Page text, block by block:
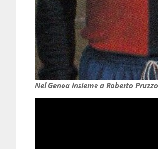
Nel Genoa insieme a Roberto Pruzzo